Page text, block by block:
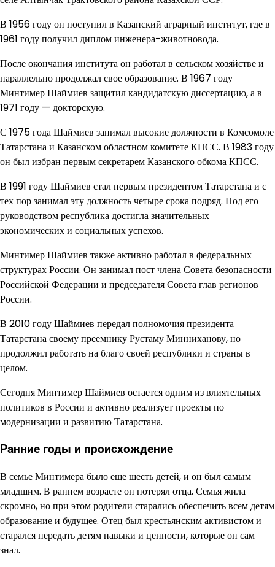
В 1956 году он поступил в Казанский аграрный институт, где в
1961 году получил диплом инженера-животновода.
После окончания института он работал в сельском хозяйстве и
параллельно продолжал свое образование. В 1967 году
Минтимер Шаймиев защитил кандидатскую диссертацию, а в
1971 году — докторскую.
С 1975 года Шаймиев занимал высокие должности в Комсомоле
Татарстана и Казанском областном комитете КПСС. В 1983 году
он был избран первым секретарем Казанского обкома КПСС.
В 1991 году Шаймиев стал первым президентом Татарстана и с
тех пор занимал эту должность четыре срока подряд. Под его
руководством республика достигла значительных
экономических и социальных успехов.
Минтимер Шаймиев также активно работал в федеральных
структурах России. Он занимал пост члена Совета безопасности
Российской Федерации и председателя Совета глав регионов
России.
В 2010 году Шаймиев передал полномочия президента
Татарстана своему преемнику Рустаму Минниханову, но
продолжил работать на благо своей республики и страны в
целом.
Сегодня Минтимер Шаймиев остается одним из влиятельных
политиков в России и активно реализует проекты по
модернизации и развитию Татарстана.
Ранние годы и происхождение
В семье Минтимера было еще шесть детей, и он был самым
младшим. В раннем возрасте он потерял отца. Семья жила
скромно, но при этом родители старались обеспечить всем детям
образование и будущее. Отец был крестьянским активистом и
старался передать детям навыки и ценности, которые он сам
знал.